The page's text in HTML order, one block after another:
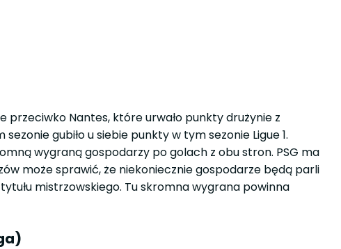
przeciwko Nantes, które urwało punkty drużynie z
gubiło u siebie punkty w tym sezonie Ligue 1.
wygraną gospodarzy po golach z obu stron. PSG ma
może sprawić, że niekoniecznie gospodarze będą parli
mistrzowskiego. Tu skromna wygrana powinna